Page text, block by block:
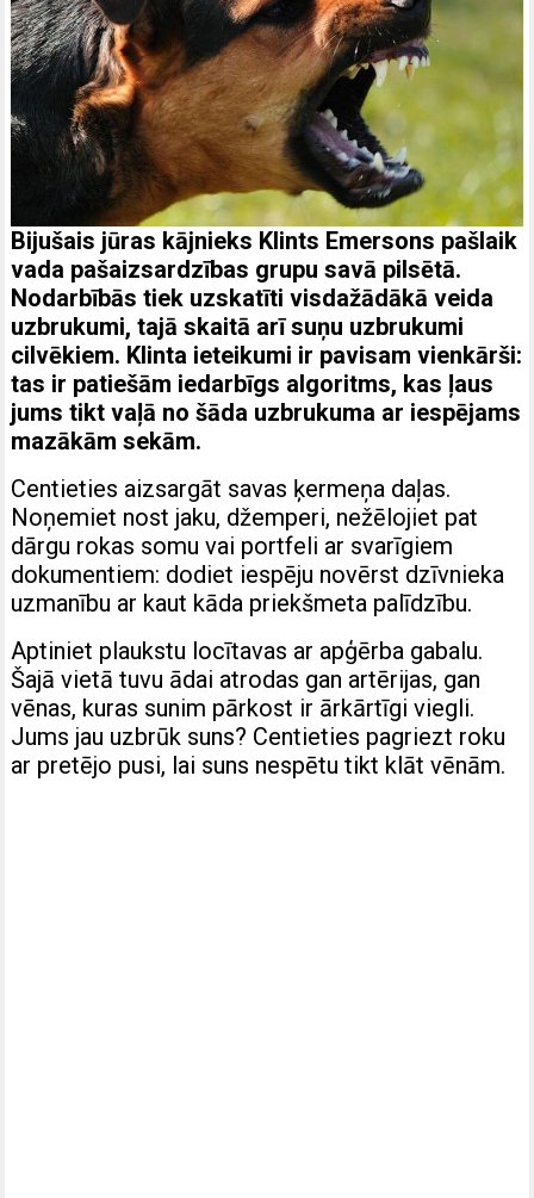
Bijušais jūras kājnieks Klints Emersons pašlaik
vada pašaizsardzības grupu savā pilsētā.
Nodarbībās tiek uzskatīti visdažādākā veida
uzbrukumi, tajā skaitā arī suņu uzbrukumi
cilvēkiem. Klinta ieteikumi ir pavisam vienkārši:
tas ir patiešām iedarbīgs algoritms, kas ļaus
jums tikt vaļā no šāda uzbrukuma ar iespējams
mazākām sekām.
Centieties aizsargāt savas ķermeņa daļas.
Noņemiet nost jaku, džemperi, nežēlojiet pat
dārgu rokas somu vai portfeli ar svarīgiem
dokumentiem: dodiet iespēju novērst dzīvnieka
uzmanību ar kaut kāda priekšmeta palīdzību.
Aptiniet plaukstu locītavas ar apģērba gabalu.
Šajā vietā tuvu ādai atrodas gan artērijas, gan
vēnas, kuras sunim pārkost ir ārkārtīgi viegli.
Jums jau uzbrūk suns? Centieties pagriezt roku
ar pretējo pusi, lai suns nespētu tikt klāt vēnām.